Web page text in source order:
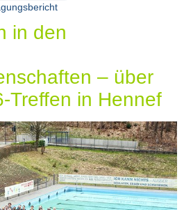
in den
– über
Treffen in Hennef